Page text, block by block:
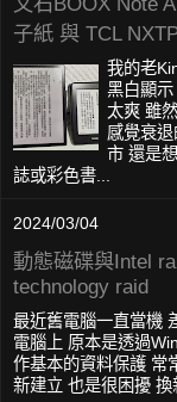
子紙 與 TCL
我的老
黑白顯
太爽 雖
感覺衰
市 還是
誌或彩色書...
2024/03/04
動態磁碟與Intel
technology raid
最近舊電腦一直當機
電腦上 原本是透過
作基本的資料保護 常
新建立 也是很困擾 換